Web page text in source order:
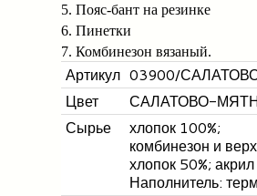
5. Пояс-бант на резинке
6. Пинетки
7. Комбинезон вязаный.
Артикул 03900/
Цвет
САЛАТОВО-
Сырье
хлопок 100%;
комбинезон и
хлопок 50%;
Наполнитель: